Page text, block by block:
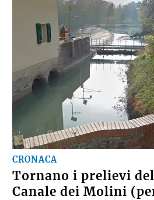
CRONACA
Tornano i prelievi
Canale dei Molini